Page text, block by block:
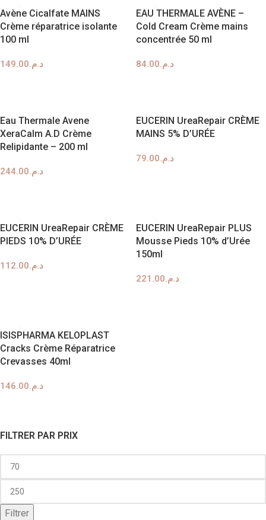
FILTRER PAR PRIX
Filtrer
Avène Cicalfate MAINS
Crème réparatrice isolante
100 ml
د.م.149.00
EAU THERMALE AVÈNE –
Cold Cream Crème mains
concentrée 50 ml
د.م.84.00
Eau Thermale Avene
XeraCalm A.D Crème
Relipidante – 200 ml
د.م.244.00
EUCERIN UreaRepair CRÈME
MAINS 5% D’URÉE
د.م.79.00
EUCERIN UreaRepair CRÈME
PIEDS 10% D’URÉE
د.م.112.00
EUCERIN UreaRepair PLUS
Mousse Pieds 10% d’Urée
150ml
د.م.221.00
ISISPHARMA KELOPLAST
Cracks Crème Réparatrice
Crevasses 40ml
د.م.146.00